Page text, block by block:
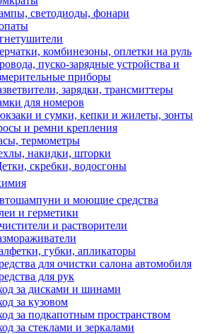
светодиоды, фонари
комбинезоны, оплетки на руль
пуско-зарядные устройства и
приборы
зарядки, трансмиттеры
для номеров
и сумки, кепки и жилеты, зонты
и ремни крепления
термометры
накидки, шторки
скребки, водосгоны
и моющие средства
и герметики
и растворители
губки, апликаторы
для очистки салона автомобиля
для рук
за дисками и шинами
за кузовом
за подкапотным пространством
за стеклами и зеркалами